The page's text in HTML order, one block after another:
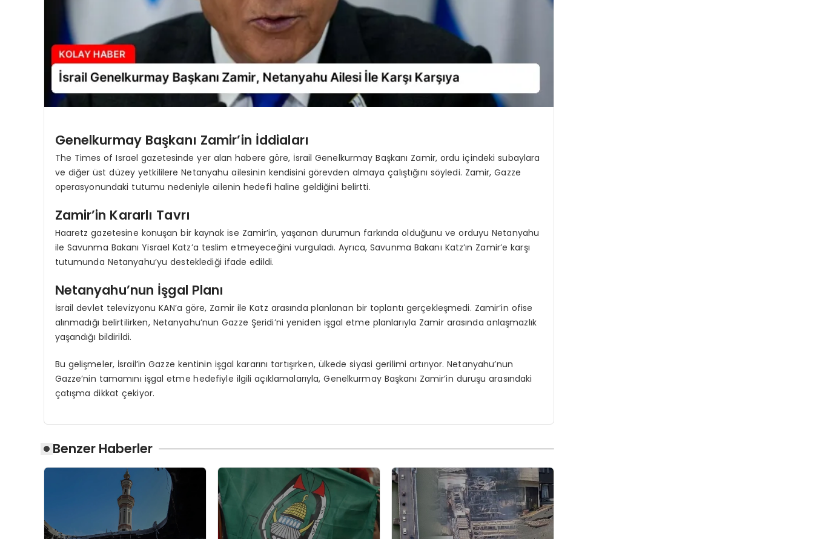
Genelkurmay Başkanı Zamir’in İddiaları
The Times of Israel gazetesinde yer alan habere göre, İsrail Genelkurmay Başkanı Zamir, ordu içindeki subaylara
ve diğer üst düzey yetkililere Netanyahu ailesinin kendisini görevden almaya çalıştığını söyledi. Zamir, Gazze
operasyonundaki tutumu nedeniyle ailenin hedefi haline geldiğini belirtti.
Zamir’in Kararlı Tavrı
Haaretz gazetesine konuşan bir kaynak ise Zamir’in, yaşanan durumun farkında olduğunu ve orduyu Netanyahu
ile Savunma Bakanı Yisrael Katz’a teslim etmeyeceğini vurguladı. Ayrıca, Savunma Bakanı Katz’ın Zamir’e karşı
tutumunda Netanyahu’yu desteklediği ifade edildi.
Netanyahu’nun İşgal Planı
İsrail devlet televizyonu KAN’a göre, Zamir ile Katz arasında planlanan bir toplantı gerçekleşmedi. Zamir’in ofise
alınmadığı belirtilirken, Netanyahu’nun Gazze Şeridi’ni yeniden işgal etme planlarıyla Zamir arasında anlaşmazlık
yaşandığı bildirildi.
Bu gelişmeler, İsrail’in Gazze kentinin işgal kararını tartışırken, ülkede siyasi gerilimi artırıyor. Netanyahu’nun
Gazze’nin tamamını işgal etme hedefiyle ilgili açıklamalarıyla, Genelkurmay Başkanı Zamir’in duruşu arasındaki
çatışma dikkat çekiyor.
Benzer Haberler